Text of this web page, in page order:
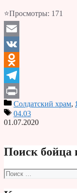
⭐Просмотры: 171
Email
VK
Odnoklassniki
Telegram
PrintСолдатский храм,
04.03
01.07.2020
Поиск бойца
Поиск: